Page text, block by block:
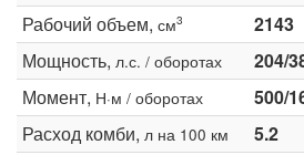
Рабочий объем, см3
2143
Мощность, л.с. / оборотах
204/
Момент, Н·м / оборотах
500/
Расход комби, л на 100 км
5.2